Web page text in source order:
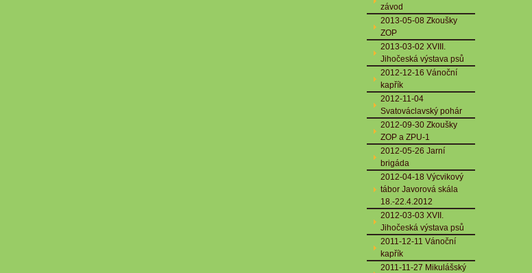
závod
2013-05-08 Zkoušky
ZOP
2013-03-02 XVIII.
Jihočeská výstava psů
2012-12-16 Vánoční
kapřík
2012-11-04
Svatováclavský pohár
2012-09-30 Zkoušky
ZOP a ZPU-1
2012-05-26 Jarní
brigáda
2012-04-18 Výcvikový
tábor Javorová skála
18.-22.4.2012
2012-03-03 XVII.
Jihočeská výstava psů
2011-12-11 Vánoční
kapřík
2011-11-27 Mikulášský